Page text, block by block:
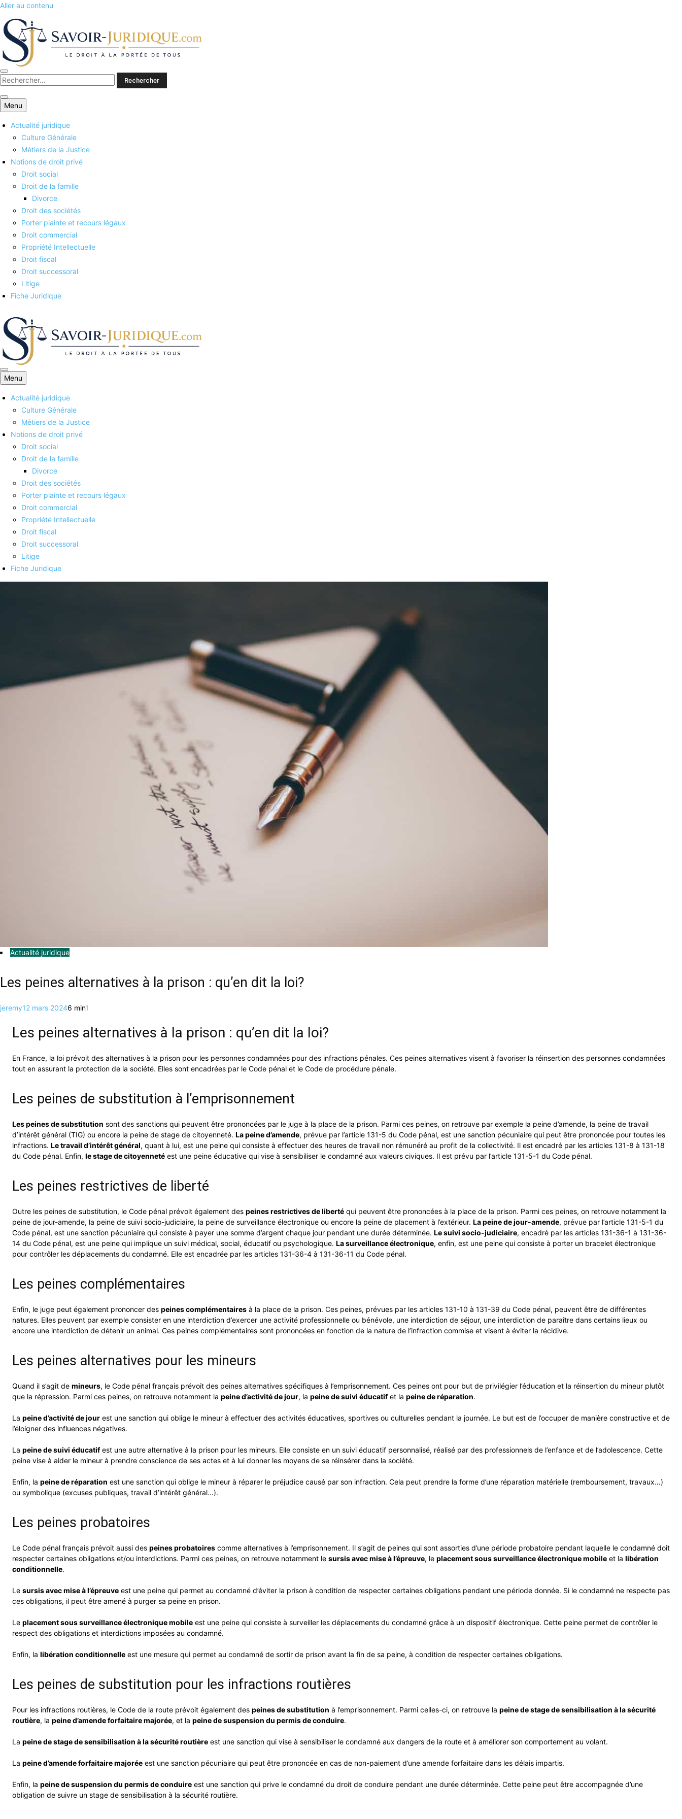
Aller au contenu
Savoirs juridiques
Menu
Actualité juridique
Culture Générale
Métiers de la Justice
Notions de droit privé
Droit social
Droit de la famille
Divorce
Droit des sociétés
Porter plainte et recours légaux
Droit commercial
Propriété Intellectuelle
Droit fiscal
Droit successoral
Litige
Fiche Juridique
Savoirs juridiques
Menu
Actualité juridique
Culture Générale
Métiers de la Justice
Notions de droit privé
Droit social
Droit de la famille
Divorce
Droit des sociétés
Porter plainte et recours légaux
Droit commercial
Propriété Intellectuelle
Droit fiscal
Droit successoral
Litige
Fiche Juridique
Actualité juridique
Les peines alternatives à la prison : qu’en dit la loi?
jeremy12 mars 20246 min1
Les peines alternatives à la prison : qu’en dit la loi?
En France, la loi prévoit des alternatives à la prison pour les personnes condamnées pour des infractions pénales. Ces peines alternatives visent à favoriser la réinsertion des personnes condamnées
tout en assurant la protection de la société. Elles sont encadrées par le Code pénal et le Code de procédure pénale.
Les peines de substitution à l’emprisonnement
Les peines de substitution sont des sanctions qui peuvent être prononcées par le juge à la place de la prison. Parmi ces peines, on retrouve par exemple la peine d’amende, la peine de travail
d’intérêt général (TIG) ou encore la peine de stage de citoyenneté. La peine d’amende, prévue par l’article 131-5 du Code pénal, est une sanction pécuniaire qui peut être prononcée pour toutes les
infractions. Le travail d’intérêt général, quant à lui, est une peine qui consiste à effectuer des heures de travail non rémunéré au profit de la collectivité. Il est encadré par les articles 131-8 à 131-18
du Code pénal. Enfin, le stage de citoyenneté est une peine éducative qui vise à sensibiliser le condamné aux valeurs civiques. Il est prévu par l’article 131-5-1 du Code pénal.
Les peines restrictives de liberté
Outre les peines de substitution, le Code pénal prévoit également des peines restrictives de liberté qui peuvent être prononcées à la place de la prison. Parmi ces peines, on retrouve notamment la
peine de jour-amende, la peine de suivi socio-judiciaire, la peine de surveillance électronique ou encore la peine de placement à l’extérieur. La peine de jour-amende, prévue par l’article 131-5-1 du
Code pénal, est une sanction pécuniaire qui consiste à payer une somme d’argent chaque jour pendant une durée déterminée. Le suivi socio-judiciaire, encadré par les articles 131-36-1 à 131-36-
14 du Code pénal, est une peine qui implique un suivi médical, social, éducatif ou psychologique. La surveillance électronique, enfin, est une peine qui consiste à porter un bracelet électronique
pour contrôler les déplacements du condamné. Elle est encadrée par les articles 131-36-4 à 131-36-11 du Code pénal.
Les peines complémentaires
Enfin, le juge peut également prononcer des peines complémentaires à la place de la prison. Ces peines, prévues par les articles 131-10 à 131-39 du Code pénal, peuvent être de différentes
natures. Elles peuvent par exemple consister en une interdiction d’exercer une activité professionnelle ou bénévole, une interdiction de séjour, une interdiction de paraître dans certains lieux ou
encore une interdiction de détenir un animal. Ces peines complémentaires sont prononcées en fonction de la nature de l’infraction commise et visent à éviter la récidive.
Les peines alternatives pour les mineurs
Quand il s’agit de mineurs, le Code pénal français prévoit des peines alternatives spécifiques à l’emprisonnement. Ces peines ont pour but de privilégier l’éducation et la réinsertion du mineur plutôt
que la répression. Parmi ces peines, on retrouve notamment la peine d’activité de jour, la peine de suivi éducatifet la peine de réparation.
La peine d’activité de jour est une sanction qui oblige le mineur à effectuer des activités éducatives, sportives ou culturelles pendant la journée. Le but est de l’occuper de manière constructive et de
l’éloigner des influences négatives.
La peine de suivi éducatifest une autre alternative à la prison pour les mineurs. Elle consiste en un suivi éducatif personnalisé, réalisé par des professionnels de l’enfance et de l’adolescence. Cette
peine vise à aider le mineur à prendre conscience de ses actes et à lui donner les moyens de se réinsérer dans la société.
Enfin, la peine de réparation est une sanction qui oblige le mineur à réparer le préjudice causé par son infraction. Cela peut prendre la forme d’une réparation matérielle (remboursement, travaux…)
ou symbolique (excuses publiques, travail d’intérêt général…).
Les peines probatoires
Le Code pénal français prévoit aussi des peines probatoires comme alternatives à l’emprisonnement. Il s’agit de peines qui sont assorties d’une période probatoire pendant laquelle le condamné doit
respecter certaines obligations et/ou interdictions. Parmi ces peines, on retrouve notamment le sursis avec mise à l’épreuve, le placement sous surveillance électronique mobile et la libération
conditionnelle.
Le sursis avec mise à l’épreuve est une peine qui permet au condamné d’éviter la prison à condition de respecter certaines obligations pendant une période donnée. Si le condamné ne respecte pas
ces obligations, il peut être amené à purger sa peine en prison.
Le placement sous surveillance électronique mobile est une peine qui consiste à surveiller les déplacements du condamné grâce à un dispositif électronique. Cette peine permet de contrôler le
respect des obligations et interdictions imposées au condamné.
Enfin, la libération conditionnelle est une mesure qui permet au condamné de sortir de prison avant la fin de sa peine, à condition de respecter certaines obligations.
Les peines de substitution pour les infractions routières
Pour les infractions routières, le Code de la route prévoit également des peines de substitution à l’emprisonnement. Parmi celles-ci, on retrouve la peine de stage de sensibilisation à la sécurité
routière, la peine d’amende forfaitaire majorée, et la peine de suspension du permis de conduire.
La peine de stage de sensibilisation à la sécurité routière est une sanction qui vise à sensibiliser le condamné aux dangers de la route et à améliorer son comportement au volant.
La peine d’amende forfaitaire majorée est une sanction pécuniaire qui peut être prononcée en cas de non-paiement d’une amende forfaitaire dans les délais impartis.
Enfin, la peine de suspension du permis de conduire est une sanction qui prive le condamné du droit de conduire pendant une durée déterminée. Cette peine peut être accompagnée d’une
obligation de suivre un stage de sensibilisation à la sécurité routière.